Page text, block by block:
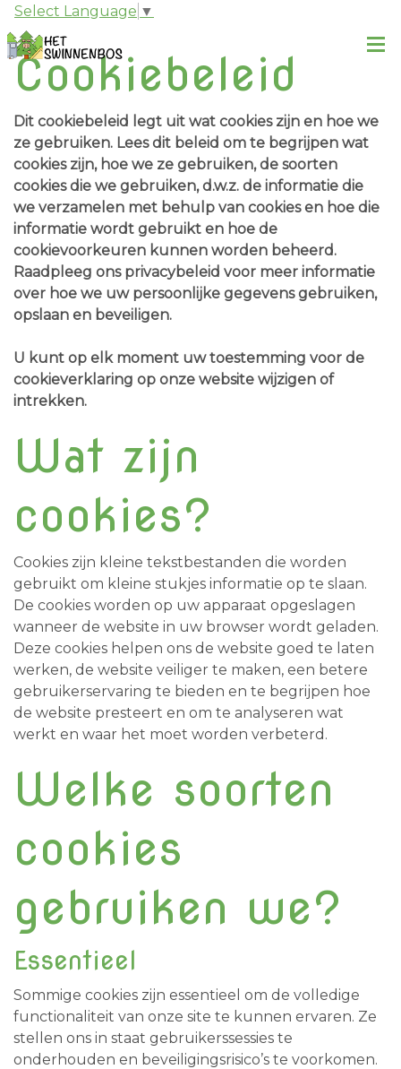
Select Language ▼
Cookiebeleid
Dit cookiebeleid legt uit wat cookies zijn en hoe we
ze gebruiken. Lees dit beleid om te begrijpen wat
cookies zijn, hoe we ze gebruiken, de soorten
cookies die we gebruiken, d.w.z. de informatie die
we verzamelen met behulp van cookies en hoe die
informatie wordt gebruikt en hoe de
cookievoorkeuren kunnen worden beheerd.
Raadpleeg ons privacybeleid voor meer informatie
over hoe we uw persoonlijke gegevens gebruiken,
opslaan en beveiligen.
U kunt op elk moment uw toestemming voor de
cookieverklaring op onze website wijzigen of
intrekken.
Wat zijn
cookies?
Cookies zijn kleine tekstbestanden die worden
gebruikt om kleine stukjes informatie op te slaan.
De cookies worden op uw apparaat opgeslagen
wanneer de website in uw browser wordt geladen.
Deze cookies helpen ons de website goed te laten
werken, de website veiliger te maken, een betere
gebruikerservaring te bieden en te begrijpen hoe
de website presteert en om te analyseren wat
werkt en waar het moet worden verbeterd.
Welke soorten
cookies
gebruiken we?
Essentieel
Sommige cookies zijn essentieel om de volledige
functionaliteit van onze site te kunnen ervaren. Ze
stellen ons in staat gebruikerssessies te
onderhouden en beveiligingsrisico’s te voorkomen.